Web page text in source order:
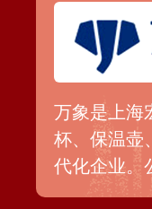
万象是上海
杯、保温壶
代化企业。
前列地位，